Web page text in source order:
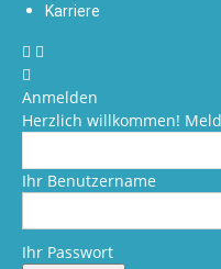
Karriere
Anmelden
Herzlich willkommen!
Ihr Benutzername
Ihr Passwort